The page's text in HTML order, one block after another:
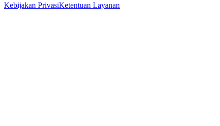
Kebijakan PrivasiKetentuan Layanan